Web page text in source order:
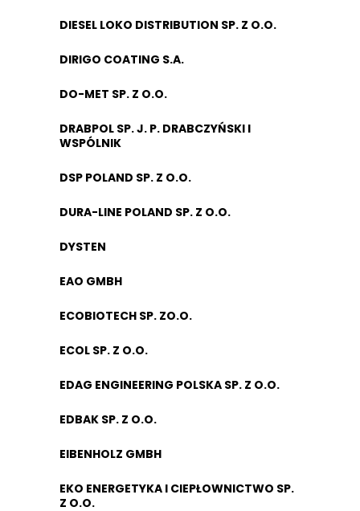
DIESEL LOKO DISTRIBUTION SP. Z O.O.
DIRIGO COATING S.A.
DO-MET SP. Z O.O.
DRABPOL SP. J. P. DRABCZYŃSKI I
WSPÓLNIK
DSP POLAND SP. Z O.O.
DURA-LINE POLAND SP. Z O.O.
DYSTEN
EAO GMBH
ECOBIOTECH SP. ZO.O.
ECOL SP. Z O.O.
EDAG ENGINEERING POLSKA SP. Z O.O.
EDBAK SP. Z O.O.
EIBENHOLZ GMBH
EKO ENERGETYKA I CIEPŁOWNICTWO SP.
Z O.O.